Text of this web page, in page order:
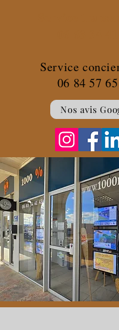
Service
06 84 57
Nos avis